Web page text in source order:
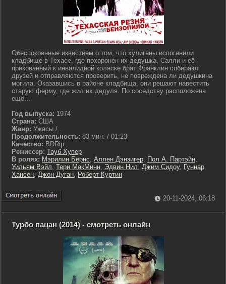
Обеспокоенные известием о том, что хулиганы испоганили
кладбище в Техасе, где похоронен их дедушка, Салли и её
прикованный к инвалидной коляске брат Франклин собирают
друзей и отправляются проверить, не повреждена ли дедушкина
могила. Оказавшись в районе кладбища, они решают навестить
старую ферму, где жил их дедуля. По соседству расположена
ещё...
Год выпуска: 1974
Страна: США
Жанр: Ужасы / .
Продолжительность: 83 мин. / 01:23
Качество: BDRip
Режиссер: Тоуб Хупер
В ролях: Мэрилин Бёрнс, Аллен Дэнзигер, Пол А. Партэйн,
Уильям Вэйл, Тери МакМинн, Эдвин Нил, Джим Сидоу, Гуннар
Хансен, Джон Дуган, Роберт Куртин
20-11-2024, 06:18
Турбо пацан (2014) - смотреть онлайн